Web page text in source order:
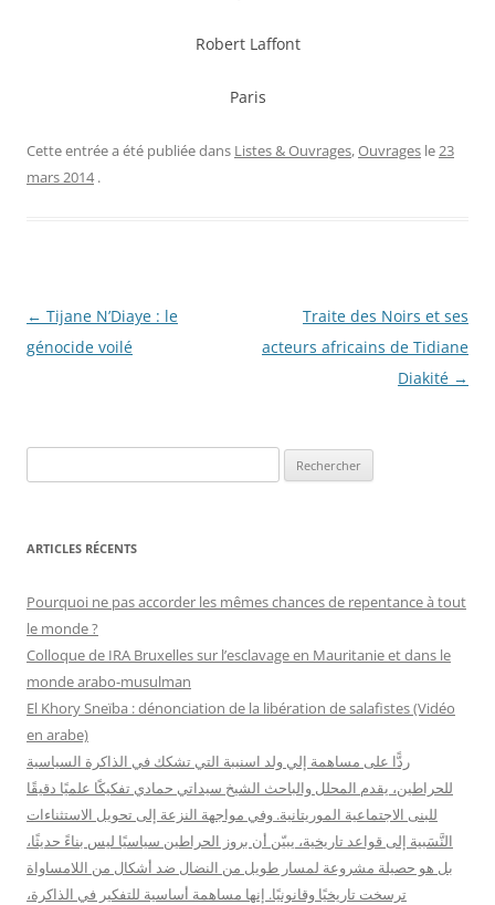
Robert Laffont
Paris
Cette entrée a été publiée dans Listes & Ouvrages,Ouvrages le23
mars 2014 .
Navigation
des
← Tijane N’Diaye : le
génocide voilé
Traite des Noirs et ses
acteurs africains de Tidiane
Diakité →
e
h
r
c
h
r
ARTICLES RÉCENTS
Pourquoi ne pas accorder les mêmes chances de repentance à tout
le monde ?
Colloque de IRA Bruxelles sur l’esclavage en Mauritanie et dans le
monde arabo-musulman
El Khory Sneïba : dénonciation de la libération de salafistes (Vidéo
en arabe)
ردًّا على مساهمة إلي ولد اسنيبة التي تشكك في الذاكرة السياسية
للحراطين، يقدم المحلل والباحث الشيخ سيداتي حمادي تفكيكًا علميًا دقيقًا
للبنى الاجتماعية الموريتانية. وفي مواجهة النزعة إلى تحويل الاستثناءات
النَّسَبية إلى قواعد تاريخية، يبيّن أن بروز الحراطين سياسيًا ليس بناءً حديثًا،
بل هو حصيلة مشروعة لمسار طويل من النضال ضد أشكال من اللامساواة
ترسخت تاريخيًا وقانونيًا. إنها مساهمة أساسية للتفكير في الذاكرة،